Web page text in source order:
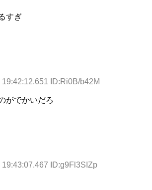
すぎ
ID:Ri0B/b42M
がでかいだろ
19:43:07.467 ID:g9Fl3SIZp